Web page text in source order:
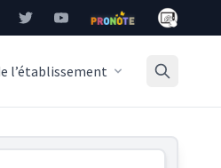
TwitterYouTubePronote Mon
l’établissement